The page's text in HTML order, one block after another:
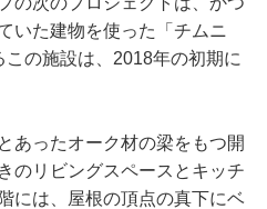
いた建物を使った「チムニ
の施設は、2018年の初期に
あったオーク材の梁をもつ開
のリビングスペースとキッチ
には、屋根の頂点の真下にベ